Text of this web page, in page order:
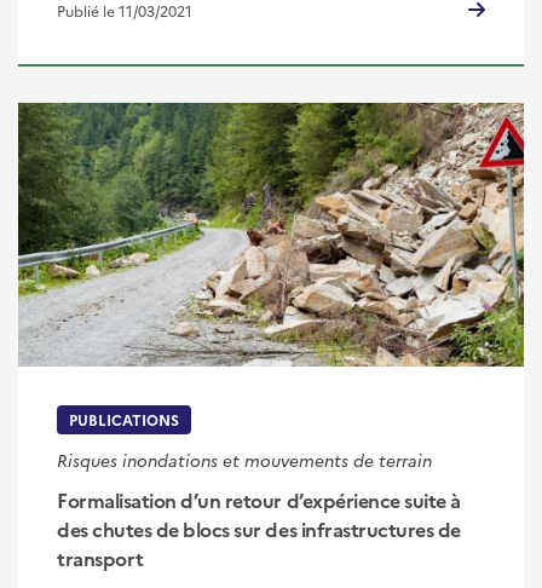
Publié le 11/03/2021
PUBLICATIONS
Risques inondations et mouvements de terrain
Formalisation d’un retour d’expérience suite à
des chutes de blocs sur des infrastructures de
transport